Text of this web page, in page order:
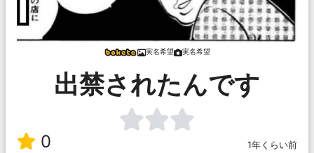
実名希望 実名希望
出禁されたんです
0
1年くらい前